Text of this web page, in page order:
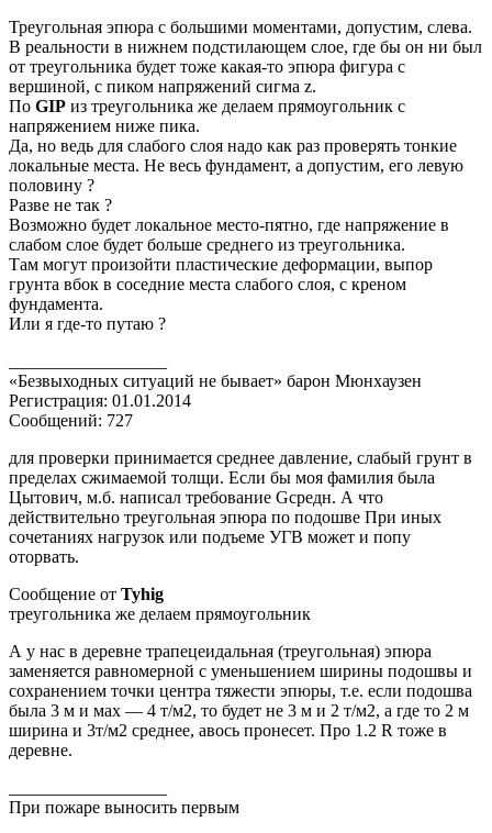
Треугольная эпюра с большими моментами, допустим, слева.
В реальности в нижнем подстилающем слое, где бы он ни был
от треугольника будет тоже какая-то эпюра фигура с
вершиной, с пиком напряжений сигма z.
По GIP из треугольника же делаем прямоугольник с
напряжением ниже пика.
Да, но ведь для слабого слоя надо как раз проверять тонкие
локальные места. Не весь фундамент, а допустим, его левую
половину ?
Разве не так ?
Возможно будет локальное место-пятно, где напряжение в
слабом слое будет больше среднего из треугольника.
Там могут произойти пластические деформации, выпор
грунта вбок в соседние места слабого слоя, с креном
фундамента.
Или я где-то путаю ?
«Безвыходных ситуаций не бывает» барон Мюнхаузен
Регистрация: 01.01.2014
Сообщений: 727
для проверки принимается среднее давление, слабый грунт в
пределах сжимаемой толщи. Если бы моя фамилия была
Цытович, м.б. написал требование Gсредн. А что
действительно треугольная эпюра по подошве При иных
сочетаниях нагрузок или подъеме УГВ может и попу
оторвать.
Сообщение от Tyhig
треугольника же делаем прямоугольник
А у нас в деревне трапецеидальная (треугольная) эпюра
заменяется равномерной с уменьшением ширины подошвы и
сохранением точки центра тяжести эпюры, т.е. если подошва
была 3 м и мах — 4 т/м2, то будет не 3 м и 2 т/м2, а где то 2 м
ширина и 3т/м2 среднее, авось пронесет. Про 1.2 R тоже в
деревне.
При пожаре выносить первым